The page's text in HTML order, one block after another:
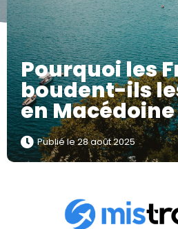
Pourquoi les
boudent-ils
en
Publié le28 août 2025